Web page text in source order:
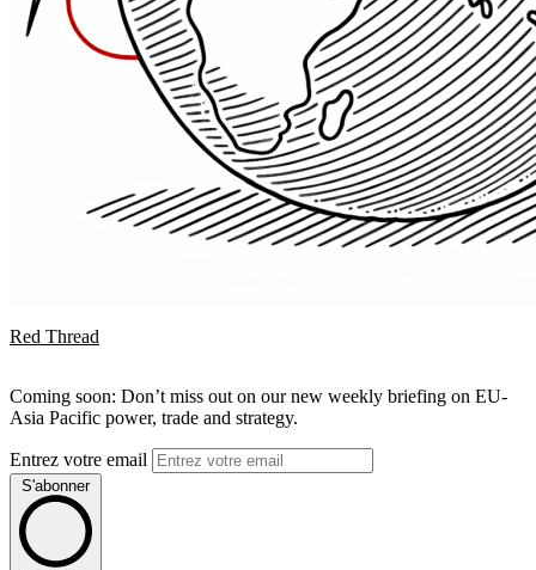
Red Thread
Coming soon: Don’t miss out on our new weekly briefing on EU-
Asia Pacific power, trade and strategy.
Entrez votre email
S'abonner